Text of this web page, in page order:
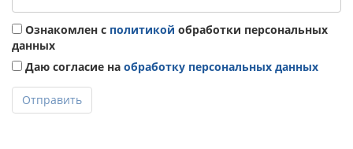
Ознакомлен с политикой обработки персональных
данных
Даю согласие на обработку персональных данных
Отправить